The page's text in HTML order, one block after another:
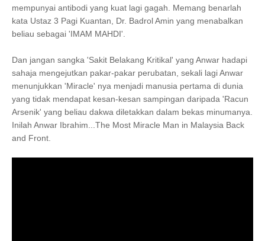
mempunyai antibodi yang kuat lagi gagah. Memang benarlah
kata Ustaz 3 Pagi Kuantan, Dr. Badrol Amin yang menabalkan
beliau sebagai 'IMAM MAHDI'.
Dan jangan sangka 'Sakit Belakang Kritikal' yang Anwar hadapi
sahaja mengejutkan pakar-pakar perubatan, sekali lagi Anwar
menunjukkan 'Miracle' nya menjadi manusia pertama di dunia
yang tidak mendapat kesan-kesan sampingan daripada 'Racun
Arsenik' yang beliau dakwa diletakkan dalam bekas minumanya.
Inilah Anwar Ibrahim...The Most Miracle Man in Malaysia Back
and Front.